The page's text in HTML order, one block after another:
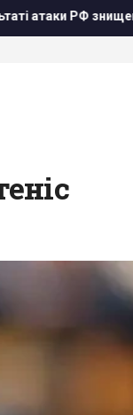
найбільший